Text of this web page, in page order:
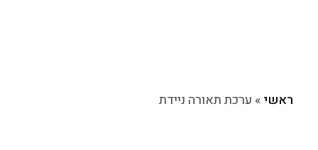
ראשי» ערכת תאורה ניידת